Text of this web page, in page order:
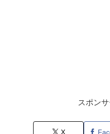
スポン
X